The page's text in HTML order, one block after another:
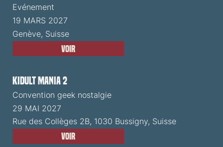
Evénement
19 MARS 2027
Genève, Suisse
Voir
Kidult Mania 2
Convention geek nostalgie
29 MAI 2027
Rue des Collèges 2B, 1030 Bussigny, Suisse
Voir